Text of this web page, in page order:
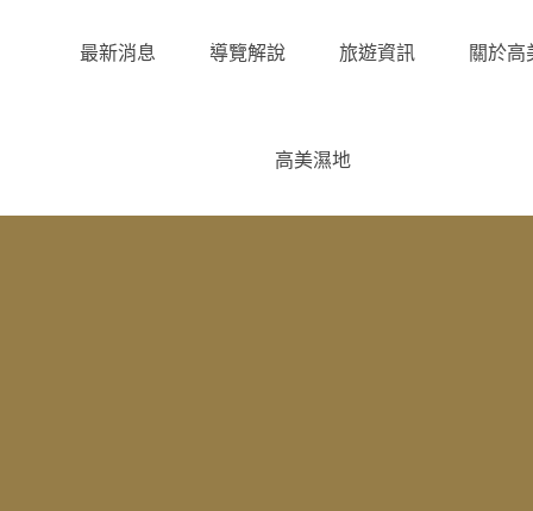
最新消息 導覽解說 旅遊資訊 關於高
高美濕地